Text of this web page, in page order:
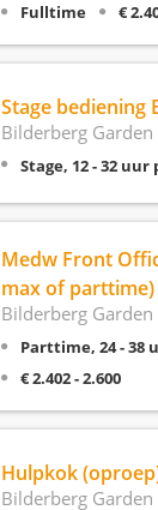
Fulltime €
Stage bediening
Bilderberg
Stage, 12 - 32 uur
Medw Front
max of parttime)
Bilderberg
Parttime, 24 - 38
€ 2.402 - 2.600
Hulpkok
Bilderberg